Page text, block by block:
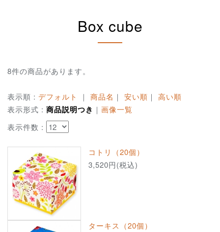
Box cube
8件の商品があります。
表示順 : デフォルト ｜ 商品名 ｜ 安い順 ｜ 高い順
表示形式 : 商品説明つき ｜ 画像一覧
表示件数 :
コトリ（20個）
3,520円(税込)
ターキス（20個）